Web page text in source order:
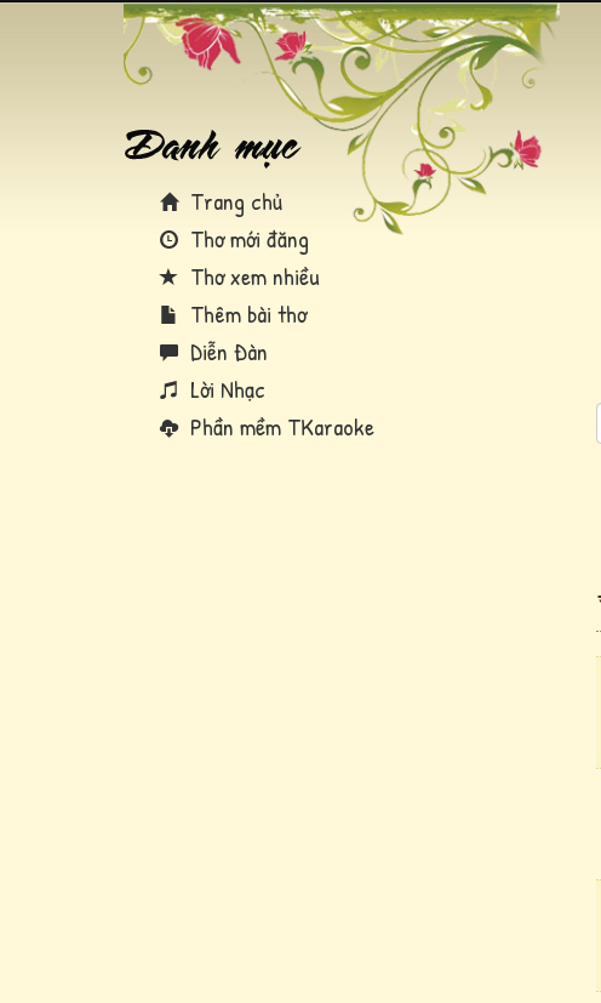
Trang chủ
Thơ mới đăng
Thơ xem nhiều
Thêm bài thơ
Diễn Đàn
Lời Nhạc
Phần mềm TKaraoke